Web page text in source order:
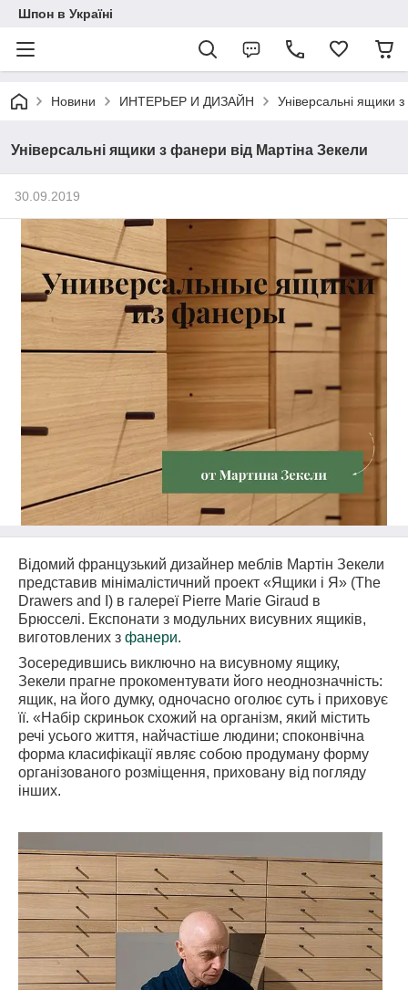
Шпон в Україні
Новини ИНТЕРЬЕР И ДИЗАЙН Універсальні ящики
Універсальні ящики з фанери від Мартіна Зекели
30.09.2019
Відомий французький дизайнер меблів Мартін Зекели
представив мінімалістичний проект «Ящики і Я» (The
Drawers and I) в галереї Pierre Marie Giraud в
Брюсселі. Експонати з модульних висувних ящиків,
виготовлених з фанери.
Зосередившись виключно на висувному ящику,
Зекели прагне прокоментувати його неоднозначність:
ящик, на його думку, одночасно оголює суть і приховує
її. «Набір скриньок схожий на організм, який містить
речі усього життя, найчастіше людини; споконвічна
форма класифікації являє собою продуману форму
організованого розміщення, приховану від погляду
інших.